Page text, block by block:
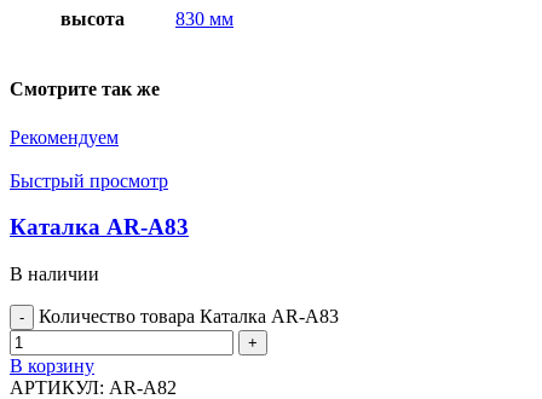
высота 830 мм
Смотрите так же
Рекомендуем
Быстрый просмотр
Каталка AR-A83
В наличии
Количество товара Каталка AR-A83
В корзину
АРТИКУЛ: AR-A82